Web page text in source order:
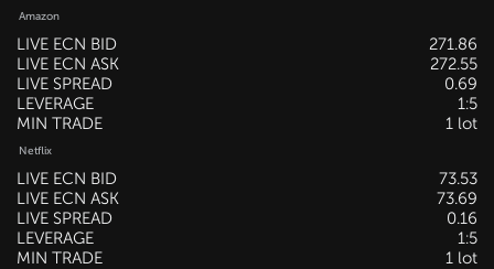
Amazon
LIVE ECN BID
271.86
LIVE ECN ASK
272.55
LIVE SPREAD
0.69
LEVERAGE
1:5
MIN TRADE
1 lot
Netflix
LIVE ECN BID
73.53
LIVE ECN ASK
73.69
LIVE SPREAD
0.16
LEVERAGE
1:5
MIN TRADE
1 lot